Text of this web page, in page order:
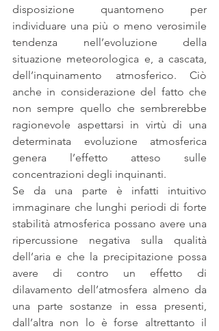
disposizione quantomeno per
individuare una più o meno verosimile
tendenza nell’evoluzione della
situazione meteorologica e, a cascata,
dell’inquinamento atmosferico. Ciò
anche in considerazione del fatto che
non sempre quello che sembrerebbe
ragionevole aspettarsi in virtù di una
determinata evoluzione atmosferica
genera l’effetto atteso sulle
concentrazioni degli inquinanti.
Se da una parte è infatti intuitivo
immaginare che lunghi periodi di forte
stabilità atmosferica possano avere una
ripercussione negativa sulla qualità
dell’aria e che la precipitazione possa
avere di contro un effetto di
dilavamento dell’atmosfera almeno da
una parte sostanze in essa presenti,
dall’altra non lo è forse altrettanto il